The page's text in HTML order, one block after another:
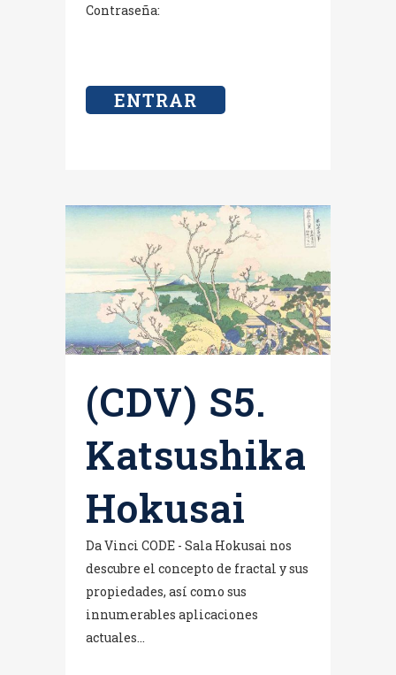
Contraseña:
(CDV) S5.
Katsushika
Hokusai
Da Vinci CODE - Sala Hokusai nos
descubre el concepto de fractal y sus
propiedades, así como sus
innumerables aplicaciones
actuales...